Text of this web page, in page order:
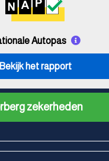
Autopas
Bekijk het rapport
zekerheden